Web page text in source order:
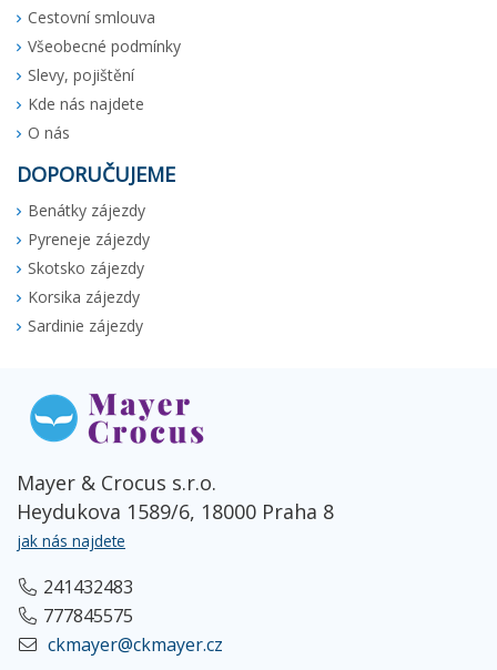
Cestovní smlouva
Všeobecné podmínky
Slevy, pojištění
Kde nás najdete
O nás
DOPORUČUJEME
Benátky zájezdy
Pyreneje zájezdy
Skotsko zájezdy
Korsika zájezdy
Sardinie zájezdy
Mayer & Crocus s.r.o.
Heydukova 1589/6, 18000 Praha 8
jak nás najdete
241432483
777845575
ckmayer@ckmayer.cz